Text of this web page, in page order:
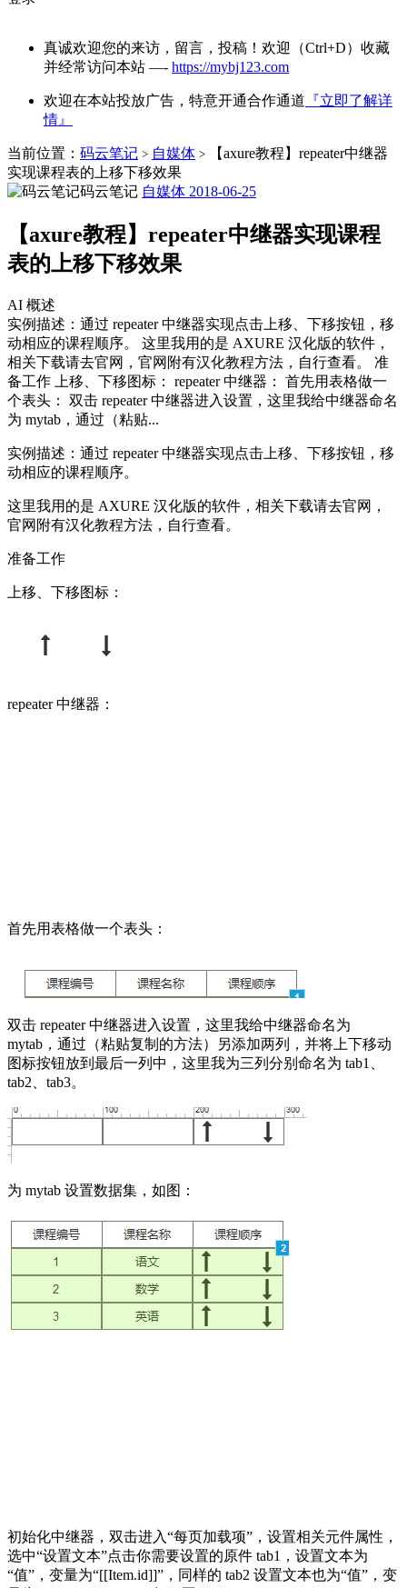
真诚欢迎您的来访，留言，投稿！欢迎（Ctrl+D）收藏
并经常访问本站 —- https://mybj123.com
欢迎在本站投放广告，特意开通合作通道 『立即了解详
情』
当前位置： 码云笔记 > 自媒体 > 【axure教程】repeater中继器
实现课程表的上移下移效果
码云笔记 自媒体 2018-06-25
【axure教程】repeater中继器实现课程
表的上移下移效果
AI 概述
实例描述：通过 repeater 中继器实现点击上移、下移按钮，移
动相应的课程顺序。 这里我用的是 AXURE 汉化版的软件，
相关下载请去官网，官网附有汉化教程方法，自行查看。 准
备工作 上移、下移图标： repeater 中继器： 首先用表格做一
个表头： 双击 repeater 中继器进入设置，这里我给中继器命名
为 mytab，通过（粘贴...
实例描述：通过 repeater 中继器实现点击上移、下移按钮，移
动相应的课程顺序。
这里我用的是 AXURE 汉化版的软件，相关下载请去官网，
官网附有汉化教程方法，自行查看。
准备工作
上移、下移图标：
repeater 中继器：
首先用表格做一个表头：
双击 repeater 中继器进入设置，这里我给中继器命名为
mytab，通过（粘贴复制的方法）另添加两列，并将上下移动
图标按钮放到最后一列中，这里我为三列分别命名为 tab1、
tab2、tab3。
为 mytab 设置数据集，如图：
初始化中继器，双击进入“每页加载项”，设置相关元件属性，
选中“设置文本”点击你需要设置的原件 tab1，设置文本为
“值”，变量为“[[Item.id]]”，同样的 tab2 设置文本也为“值”，变